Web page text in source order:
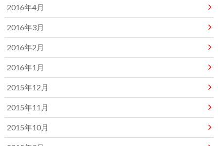
2016年4月
2016年3月
2016年2月
2016年1月
2015年12月
2015年11月
2015年10月